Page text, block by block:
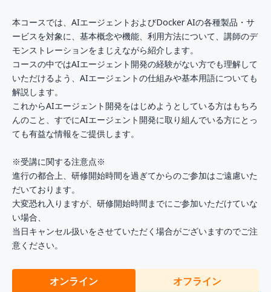
本コースでは、AIエージェントおよびDocker AIの各種製品・サ
ービスを対象に、基本概念や機能、利用方法について、講師のデ
モンストレーションをまじえながら紹介します。
コースの中ではAIエージェント開発の経験がない方でも理解して
いただけるよう、AIエージェントの仕組みや基本用語についても
解説します。
これからAIエージェント開発をはじめようとしている方はもちろ
んのこと、すでにAIエージェント開発に取り組んでいる方にとっ
ても有益な情報をご提供します。
※受講に関する注意点※
進行の都合上、研修開始時間を過ぎてからのご参加はご遠慮いた
だいております。
大変恐れ入りますが、研修開始時間までにご参加いただけていな
い場合、
当日キャンセル扱いをさせていただく場合がございますのでご注
意ください。
オンライン オフライン